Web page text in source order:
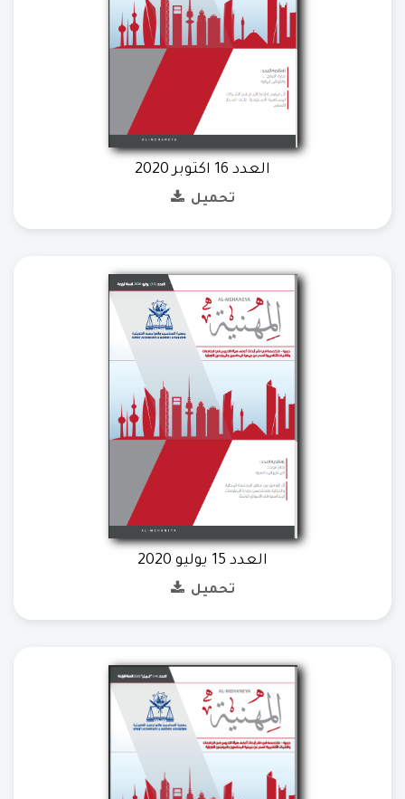
العدد 16 اكتوبر 2020
تحميل
العدد 15 يوليو 2020
تحميل